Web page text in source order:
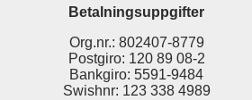
Betalningsuppgifter
Org.nr.: 802407-8779
Postgiro: 120 89 08-2
Bankgiro: 5591-9484
Swishnr: 123 338 4989